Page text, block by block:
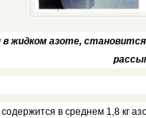
в жидком азоте,
в сред­нем 1,8 кг